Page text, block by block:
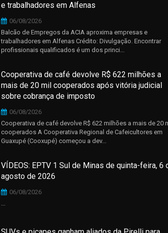
e trabalhadores em Alfenas
06/08/2026
Balcão de Empregos da ACIA aproxima empresas e
trabalhadores em Alfenas Crédito: Divulgação. Encontrar
profissionais qualificados é um dos princi...
Cooperativa de café devolve R$ 622 milhões a
mais de 20 mil cooperados após vitória judicial
sobre cobrança de imposto
06/08/2026
Cooperativa de café devolve R$ 622 milhões a mais de 20
cooperados A Cooperativa Regional de Cafeicultores em
Guaxupé (Cooxupé) começou a dev...
VÍDEOS: EPTV 1 Sul de Minas de quinta-feira, 6
agosto de 2026
06/08/2026
...